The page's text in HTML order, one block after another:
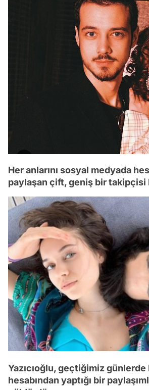
Her anlarını sosyal medyada
paylaşan çift, geniş bir
Yazıcıoğlu, geçtiğimiz
hesabından yaptığı bir